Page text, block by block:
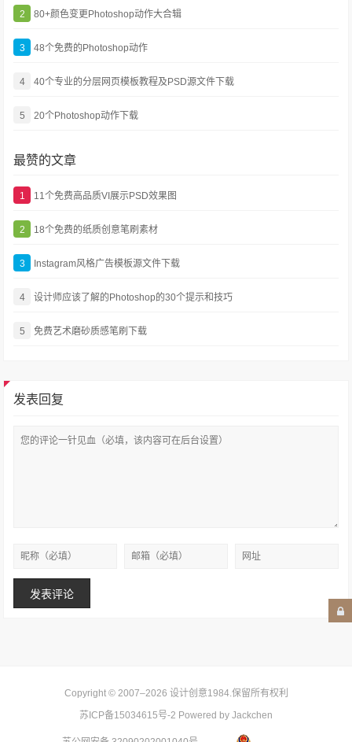
2 80+颜色变更Photoshop动作大合辑
3 48个免费的Photoshop动作
4 40个专业的分层网页模板教程及PSD源文件下载
5 20个Photoshop动作下载
最赞的文章
1 11个免费高品质VI展示PSD效果图
2 18个免费的纸质创意笔刷素材
3 Instagram风格广告模板源文件下载
4 设计师应该了解的Photoshop的30个提示和技巧
5 免费艺术磨砂质感笔刷下载
发表回复
Copyright © 2007–2026 设计创意1984.保留所有权利
苏ICP备15034615号-2 Powered by Jackchen